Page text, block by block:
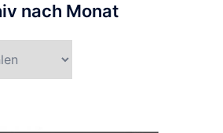
nach Monat